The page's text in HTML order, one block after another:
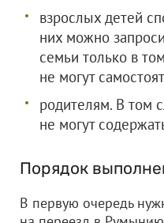
взрослых детей
них можно
семьи только в
не могут
родителям. В том
не могут
Порядок
В первую очередь